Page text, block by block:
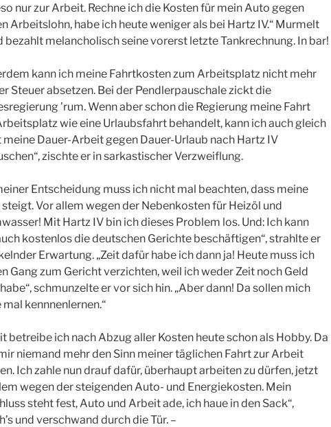
nur zur Arbeit. Rechne ich die Kosten für mein Auto gegen
Arbeitslohn, habe ich heute weniger als bei Hartz IV.“ Murmelt
bezahlt melancholisch seine vorerst letzte Tankrechnung. In bar!
kann ich meine Fahrtkosten zum Arbeitsplatz nicht mehr
Steuer absetzen. Bei der Pendlerpauschale zickt die
’rum. Wenn aber schon die Regierung meine Fahrt
wie eine Urlaubsfahrt behandelt, kann ich auch gleich
meine Dauer-Arbeit gegen Dauer-Urlaub nach Hartz IV
zischte er in sarkastischer Verzweiflung.
Entscheidung muss ich nicht mal beachten, dass meine
Vor allem wegen der Nebenkosten für Heizöl und
Mit Hartz IV bin ich dieses Problem los. Und: Ich kann
kostenlos die deutschen Gerichte beschäftigen“, strahlte er
Erwartung. „Zeit dafür habe ich dann ja! Heute muss ich
Gang zum Gericht verzichten, weil ich weder Zeit noch Geld
schmunzelte er vor sich hin. „Aber dann! Da sollen mich
mal kennnenlernen.“
betreibe ich nach Abzug aller Kosten heute schon als Hobby. Da
niemand mehr den Sinn meiner täglichen Fahrt zur Arbeit
Ich zahle nun drauf dafür, überhaupt arbeiten zu dürfen, jetzt
wegen der steigenden Auto- und Energiekosten. Mein
steht fest, Auto und Arbeit ade, ich haue in den Sack“,
und verschwand durch die Tür. –